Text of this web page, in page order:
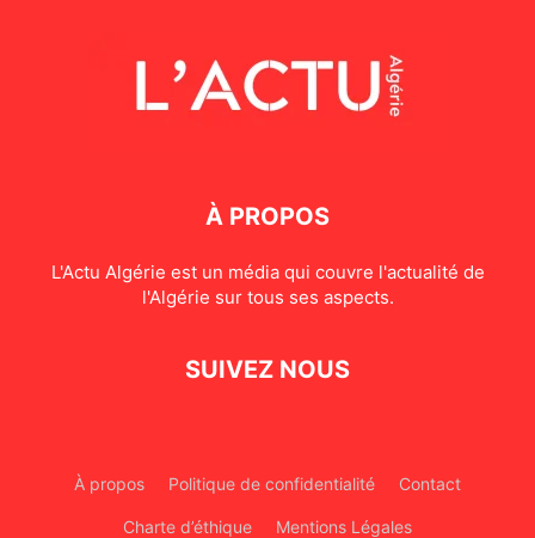
À PROPOS
L'Actu Algérie est un média qui couvre l'actualité de
l'Algérie sur tous ses aspects.
SUIVEZ NOUS
À propos Politique de confidentialité Contact
Charte d’éthique Mentions Légales